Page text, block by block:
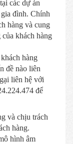
các dự án
đình. Chính
hàng và cung
khách hàng
hàng
đề nào liên
liên hệ với
để
và chịu trách
hàng.
hình âm